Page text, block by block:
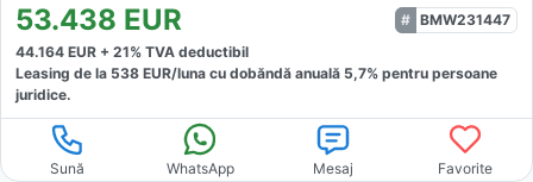
53.438 EUR
BMW231447
44.164 EUR + 21% TVA deductibil
Leasing de la 538 EUR/luna cu dobăndă anuală 5,7% pentru persoane
juridice.
Sună WhatsApp Mesaj Favorite